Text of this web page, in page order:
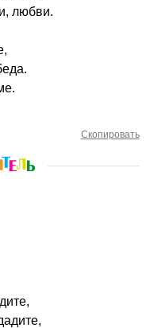
любви.
Скопировать